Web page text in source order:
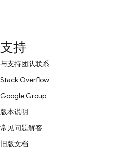
支持
与支持团队联系
Stack Overflow
Google Group
版本说明
常见问题解答
旧版文档